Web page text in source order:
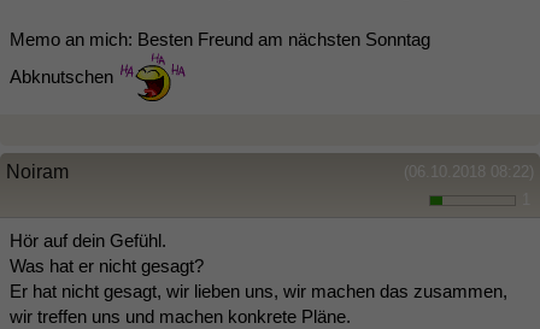
Memo an mich: Besten Freund am nächsten Sonntag
Abknutschen
(06.10.2018 08:22)
Noiram
Hör auf dein Gefühl.
Was hat er nicht gesagt?
Er hat nicht gesagt, wir lieben uns, wir machen das zusammen,
wir treffen uns und machen konkrete Pläne.